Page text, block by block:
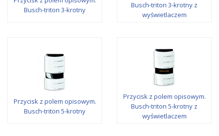
Busch-triton 3-krotny
Busch-triton 3-krotny z
wyświetlaczem
Przycisk z polem opisowym.
Busch-triton 5-krotny
Przycisk z polem opisowym.
Busch-triton 5-krotny z
wyświetlaczem